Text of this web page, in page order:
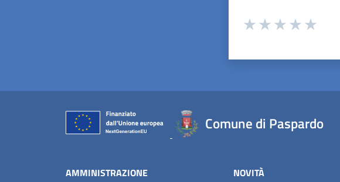
Valuta da 1 a 5 stelle la pagina
Comune di Paspardo
AMMINISTRAZIONE NOVITÀ